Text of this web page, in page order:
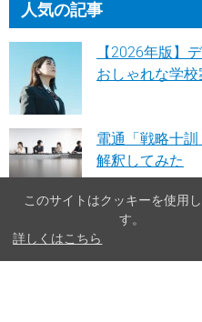
人気の記事
【2026年版】
おしゃれな学
電通「戦略十
解釈してみた
【2025年版】
おしゃれな統合
このサイトはクッキーを使用
す。
詳しくはこちら